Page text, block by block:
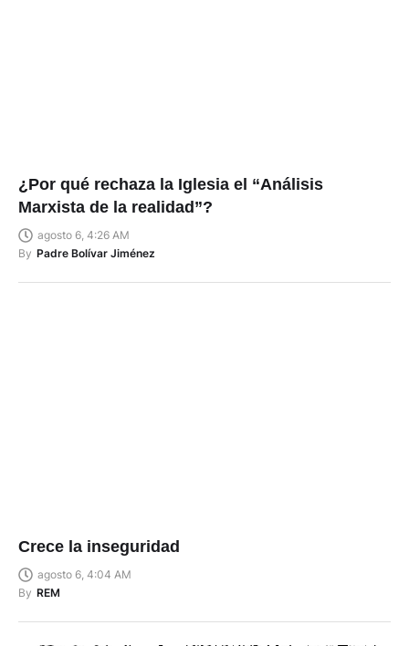
¿Por qué rechaza la Iglesia el “Análisis
Marxista de la realidad”?
agosto 6, 4:26 AM
By Padre Bolívar Jiménez
Crece la inseguridad
agosto 6, 4:04 AM
By REM